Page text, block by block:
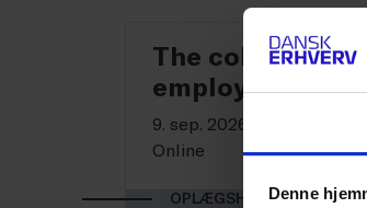
Denne
The collective
employment
9. sep. 2026 kl. 10.00-11.00
Online
OPLÆGSHOLDERE